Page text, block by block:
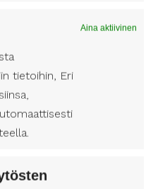
Aina aktiivinen
tietoihin, Eri
keidas, ja
tarjoavat
taiteesta ja
musiikista,
kokea kulttuurin iloja